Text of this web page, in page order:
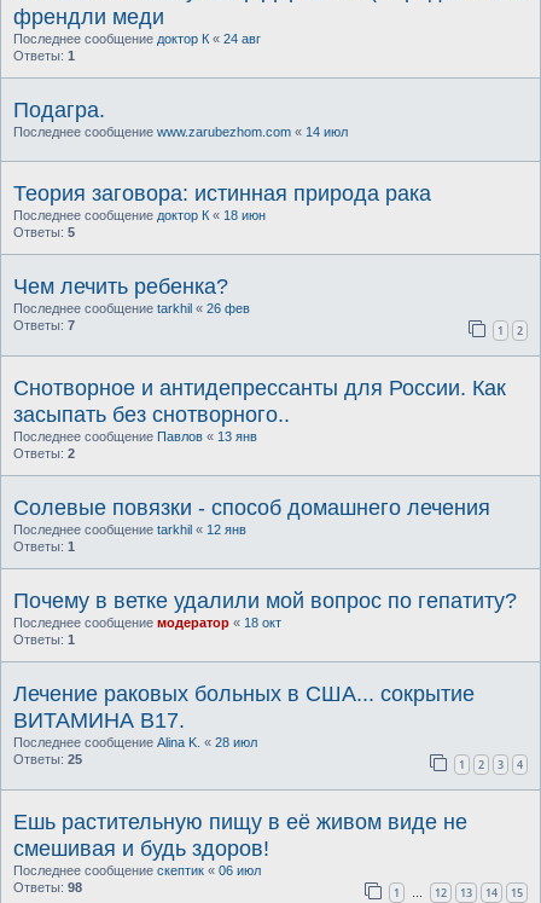
френдли меди
Последнее сообщение доктор К « 24 авг
Ответы: 1
Подагра.
Последнее сообщение www.zarubezhom.com « 14 июл
Теория заговора: истинная природа рака
Последнее сообщение доктор К « 18 июн
Ответы: 5
Чем лечить ребенка?
Последнее сообщение tarkhil « 26 фев
Ответы: 7 1 2
Снотворное и антидепрессанты для России. Как
засыпать без снотворного..
Последнее сообщение Павлов « 13 янв
Ответы: 2
Солевые повязки - способ домашнего лечения
Последнее сообщение tarkhil « 12 янв
Ответы: 1
Почему в ветке удалили мой вопрос по гепатиту?
Последнее сообщение модератор « 18 окт
Ответы: 1
Лечение раковых больных в США... сокрытие
ВИТАМИНА В17.
Последнее сообщение Alina K. « 28 июл
Ответы: 25 1 2 3 4
Ешь растительную пищу в её живом виде не
смешивая и будь здоров!
Последнее сообщение скептик « 06 июл
Ответы: 98 1 … 12 13 14 15